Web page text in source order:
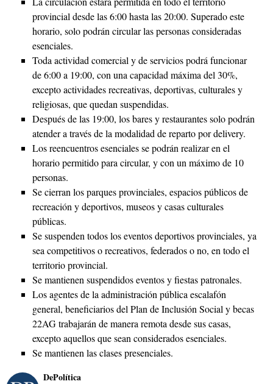
provincial desde las 6:00 hasta las 20:00. Superado este
horario, solo podrán circular las personas consideradas
esenciales.
Toda actividad comercial y de servicios podrá funcionar
de 6:00 a 19:00, con una capacidad máxima del 30%,
excepto actividades recreativas, deportivas, culturales y
religiosas, que quedan suspendidas.
Después de las 19:00, los bares y restaurantes solo podrán
atender a través de la modalidad de reparto por delivery.
Los reencuentros esenciales se podrán realizar en el
horario permitido para circular, y con un máximo de 10
personas.
Se cierran los parques provinciales, espacios públicos de
recreación y deportivos, museos y casas culturales
públicas.
Se suspenden todos los eventos deportivos provinciales, ya
sea competitivos o recreativos, federados o no, en todo el
territorio provincial.
Se mantienen suspendidos eventos y fiestas patronales.
Los agentes de la administración pública escalafón
general, beneficiarios del Plan de Inclusión Social y becas
22AG trabajarán de manera remota desde sus casas,
excepto aquellos que sean considerados esenciales.
Se mantienen las clases presenciales.
DePolítica